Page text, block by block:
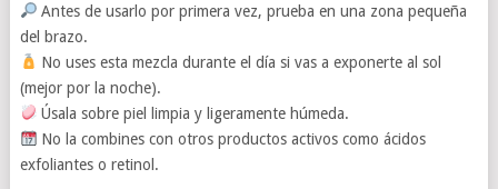
Antes de usarlo por primera vez, prueba en una zona pequeña
del brazo.
No uses esta mezcla durante el día si vas a exponerte al sol
(mejor por la noche).
Úsala sobre piel limpia y ligeramente húmeda.
No la combines con otros productos activos como ácidos
exfoliantes o retinol.